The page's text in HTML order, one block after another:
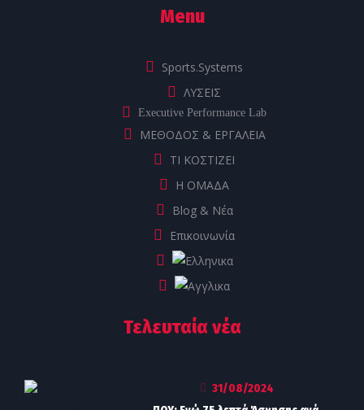
Menu
Sports.Systems
ΛΥΣΕΙΣ
Executive Performance Lab
ΜΕΘΟΔΟΣ & ΕΡΓΑΛΕΙΑ
ΤΙ ΚΟΣΤΙΖΕΙ
Η ΟΜΑΔΑ
Blog & Νέα
Επικοινωνία
Τελευταία νέα
31/08/2024